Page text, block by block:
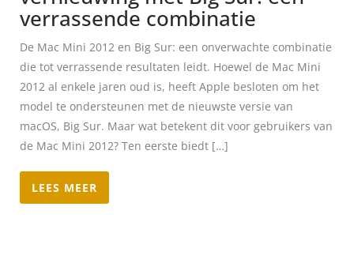
verrassende combinatie
De Mac Mini 2012 en Big Sur: een onverwachte combinatie
die tot verrassende resultaten leidt. Hoewel de Mac Mini
2012 al enkele jaren oud is, heeft Apple besloten om het
model te ondersteunen met de nieuwste versie van
macOS, Big Sur. Maar wat betekent dit voor gebruikers van
de Mac Mini 2012? Ten eerste biedt […]
LEES MEER